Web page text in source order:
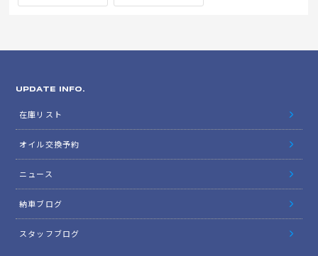
UPDATE INFO.
在庫リスト
オイル交換予約
ニュース
納車ブログ
スタッフブログ